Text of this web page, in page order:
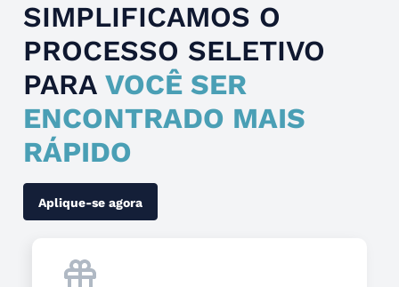
SIMPLIFICAMOS O
PROCESSO SELETIVO
PARA VOCÊ SER
ENCONTRADO MAIS
RÁPIDO
Aplique-se agora